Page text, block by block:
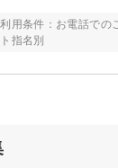
利用条件：お電話での
ト指名別